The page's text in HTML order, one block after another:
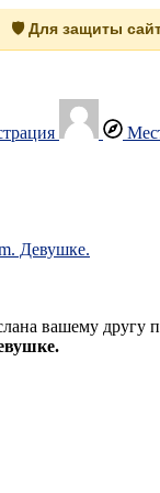
🛡️ Для защиты
Девушке.
вашему другу